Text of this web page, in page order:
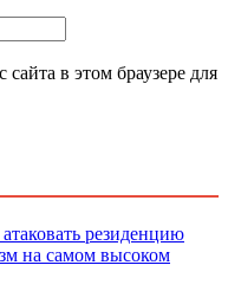
в этом браузере для